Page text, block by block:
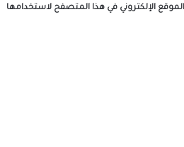
الإلكتروني في هذا المتصفح لاستخدامها